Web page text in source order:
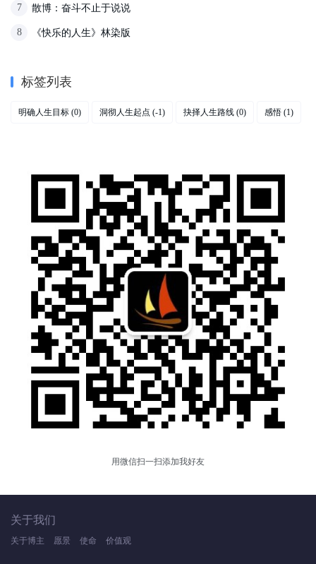
7 散博：奋斗不止于说说
8 《快乐的人生》林染版
标签列表
明确人生目标 (0) 洞彻人生起点 (-1) 抉择人生路线 (0) 感悟 (1)
用微信扫一扫添加我好友
关于我们
关于博主 愿景 使命 价值观